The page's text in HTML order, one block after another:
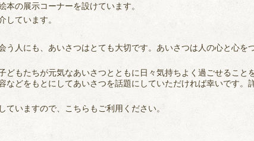
の展示コーナーを設けています。
しています。
人にも、あいさつはとても大切です。あいさつは人の心と心を
もたちが元気なあいさつとともに日々気持ちよく過ごせること
どをもとにしてあいさつを話題にしていただければ幸いです。詳
いますので、こちらもご利用ください。